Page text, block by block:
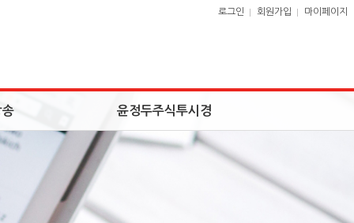
로그인 회원가입 마이페이지
윤정두주식투시경